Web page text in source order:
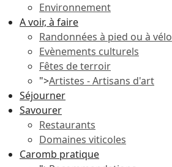
Environnement
A voir, à faire
Randonnées à pied ou à vélo
Evènements culturels
Fêtes de terroir
">Artistes - Artisans d'art
Séjourner
Savourer
Restaurants
Domaines viticoles
Caromb pratique